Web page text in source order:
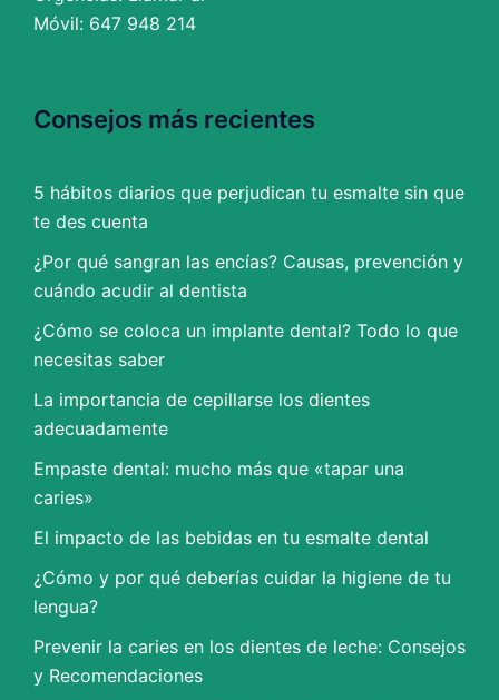
Móvil: 647 948 214
Consejos más recientes
5 hábitos diarios que perjudican tu esmalte sin que
te des cuenta
¿Por qué sangran las encías? Causas, prevención y
cuándo acudir al dentista
¿Cómo se coloca un implante dental? Todo lo que
necesitas saber
La importancia de cepillarse los dientes
adecuadamente
Empaste dental: mucho más que «tapar una
caries»
El impacto de las bebidas en tu esmalte dental
¿Cómo y por qué deberías cuidar la higiene de tu
lengua?
Prevenir la caries en los dientes de leche: Consejos
y Recomendaciones